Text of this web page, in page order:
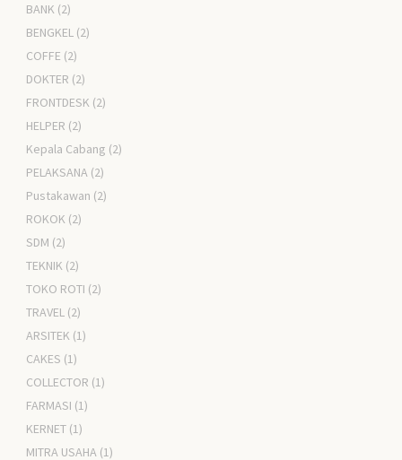
BANK (2)
BENGKEL (2)
COFFE (2)
DOKTER (2)
FRONTDESK (2)
HELPER (2)
Kepala Cabang (2)
PELAKSANA (2)
Pustakawan (2)
ROKOK (2)
SDM (2)
TEKNIK (2)
TOKO ROTI (2)
TRAVEL (2)
ARSITEK (1)
CAKES (1)
COLLECTOR (1)
FARMASI (1)
KERNET (1)
MITRA USAHA (1)